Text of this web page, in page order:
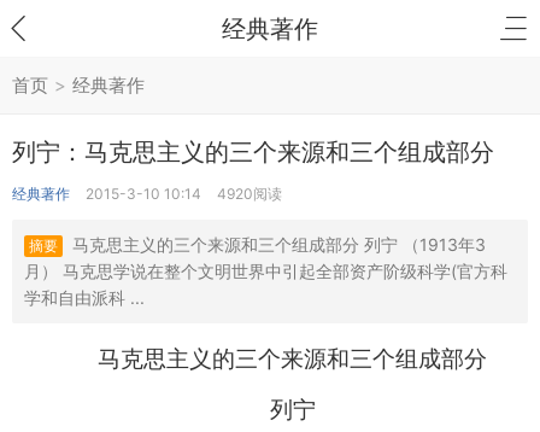
经典著作
首页 > 经典著作
列宁：马克思主义的三个来源和三个组成部分
经典著作 2015-3-10 10:14 4920阅读
摘要
马克思主义的三个来源和三个组成部分 列宁 （1913年3
月） 马克思学说在整个文明世界中引起全部资产阶级科学(官方科
学和自由派科 ...
马克思主义的三个来源和三个组成部分
列宁